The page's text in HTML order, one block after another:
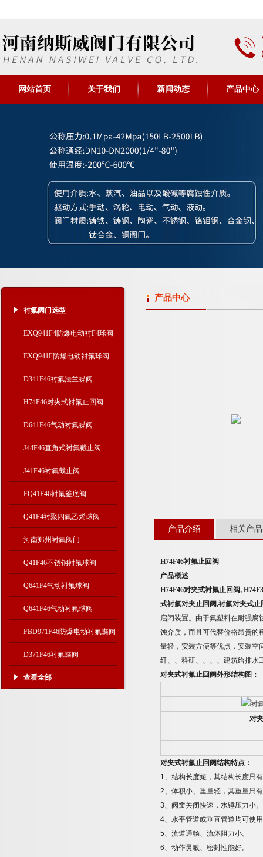
网站首页 关于我们 新闻动态 产品中心
衬氟阀门选型
EXQ941F4防爆电动衬F4球阀
EXQ941F防爆电动衬氟球阀
D341F46衬氟法兰蝶阀
H74F46对夹式衬氟止回阀
D641F46气动衬氟蝶阀
J44F46直角式衬氟截止阀
J41F46衬氟截止阀
FQ41F46衬氟釜底阀
Q41F4衬聚四氟乙烯球阀
河南郑州衬氟阀门
Q41F46不锈钢衬氟球阀
Q641F4气动衬氟球阀
Q641F46气动衬氟球阀
FBD971F46防爆电动衬氟蝶阀
D371F46衬氟蝶阀
查看全部
产品中心
产品介绍 相关产品
H74F46衬氟止回阀
产品概述
H74F46对夹式衬氟止回阀, H74F3
式衬氟对夹止回阀,衬氟对夹式止
启闭装置。由于氟塑料在耐强腐
蚀介质，而且可代替价格昂贵的
量轻，安装方便等优点，安装空
纤、、科研、、、、建筑给排水
对夹式衬氟止回阀外形结构图：
对
对夹式衬氟止回阀结构特点：
1、结构长度短，其结构长度只
2、体积小、重量轻，其重量只
3、阀瓣关闭快速，水锤压力小。
4、水平管道或垂直管道均可使
5、流道通畅、流体阻力小。
6、动作灵敏、密封性能好。